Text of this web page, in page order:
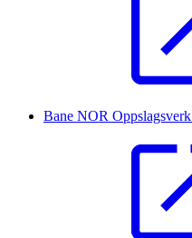
Bane NOR Oppslagsverk